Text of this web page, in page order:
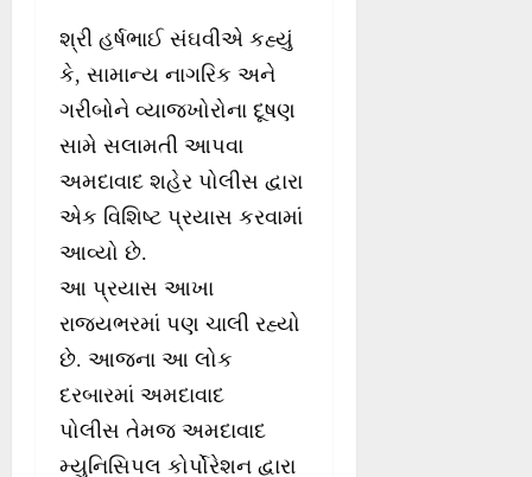
શ્રી હર્ષભાઈ સંઘવીએ કહ્યું
કે, સામાન્ય નાગરિક અને
ગરીબોને વ્યાજખોરોના દૂષણ
સામે સલામતી આપવા
અમદાવાદ શહેર પોલીસ દ્વારા
એક વિશિષ્ટ પ્રયાસ કરવામાં
આવ્યો છે.
આ પ્રયાસ આખા
રાજ્યભરમાં પણ ચાલી રહ્યો
છે. આજના આ લોક
દરબારમાં અમદાવાદ
પોલીસ તેમજ અમદાવાદ
મ્યુનિસિપલ કોર્પોરેશન દ્વારા